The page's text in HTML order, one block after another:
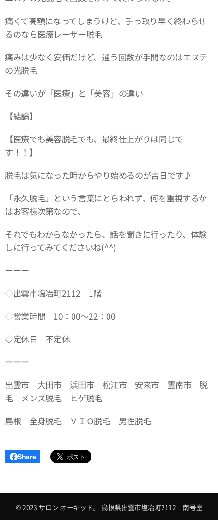
痛くて高額になってしまうけど、手っ取り早く終わらせ
るのなら医療レーザー脱毛
痛みは少なく安価だけど、通う回数が手間なのはエステ
の光脱毛
その違いが「医療」と「美容」の違い
【結論】
【医療でも美容脱毛でも、最終仕上がりは同じで
す！！】
脱毛は気になった時からやり始めるのが吉日です♪
「永久脱毛」という言葉にとらわれず、何を重視するか
はお客様次第なので、
それでもわからなかったら、話を聞きに行ったり、体験
しに行ってみてくださいね(^^)
ーーー
◇出雲市塩冶町2112 1階
◇営業時間 10：00～22：00
◇定休日 不定休
ーーー
出雲市 大田市 浜田市 松江市 安来市 雲南市 脱
毛 メンズ脱毛 ヒゲ脱毛
島根 全身脱毛 ＶＩＯ脱毛 男性脱毛
Share
© 2023 サロン オーキッド。 島根県出雲市塩冶町2112 南号室